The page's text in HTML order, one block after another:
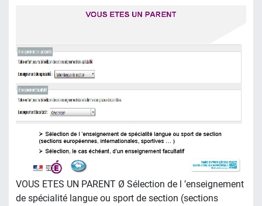
VOUS ETES UN PARENT Ø Sélection de l ’enseignement
de spécialité langue ou sport de section (sections